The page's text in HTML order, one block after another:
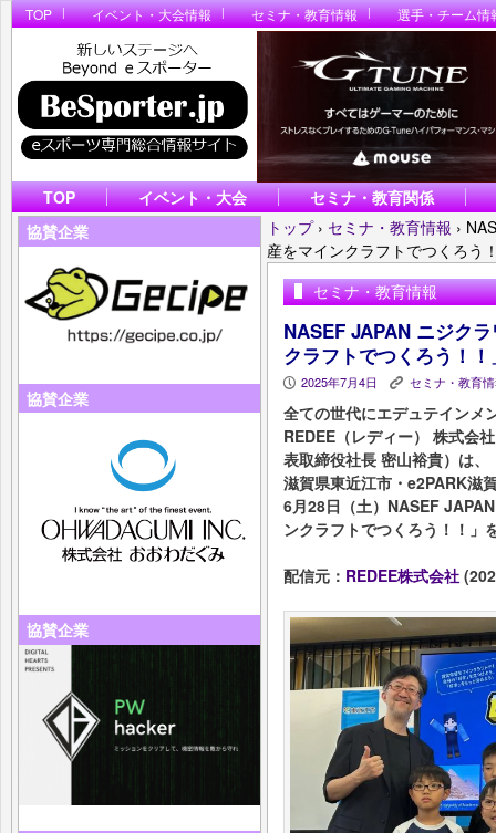
TOP イベント・大会情報 セミナ・教育情報 選手・チーム情
TOP イベント・大会
セミナ・教育関係
協賛企業
協賛企業
協賛企業
トップ › セミナ・教育情報 ›
産をマインクラフトでつくろう
セミナ・教育情報
NASEF JAPAN ニジク
クラフトでつくろう！
P 2025年7月4日 K セミナ・教育
全ての世代にエデュテインメ
REDEE（レディー） 株式会
表取締役社長 密山裕貴）は、
滋賀県東近江市・e2PARK滋
6月28日（土）NASEF
ンクラフトでつくろう！！」
配信元： REDEE株式会社